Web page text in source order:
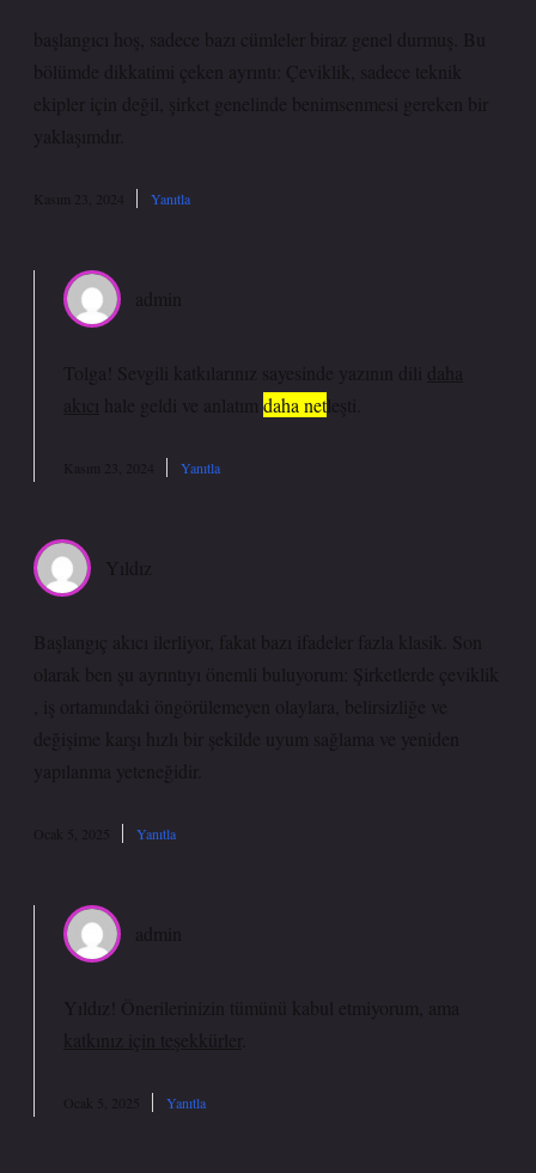
başlangıcı hoş, sadece bazı cümleler biraz genel durmuş. Bu
bölümde dikkatimi çeken ayrıntı: Çeviklik, sadece teknik
ekipler için değil, şirket genelinde benimsenmesi gereken bir
yaklaşımdır.
Kasım 23, 2024 Yanıtla
admin
Tolga! Sevgili katkılarınız sayesinde yazının dili daha
akıcı hale geldi ve anlatım daha netleşti.
Kasım 23, 2024 Yanıtla
Yıldız
Başlangıç akıcı ilerliyor, fakat bazı ifadeler fazla klasik. Son
olarak ben şu ayrıntıyı önemli buluyorum: Şirketlerde çeviklik
, iş ortamındaki öngörülemeyen olaylara, belirsizliğe ve
değişime karşı hızlı bir şekilde uyum sağlama ve yeniden
yapılanma yeteneğidir.
Ocak 5, 2025 Yanıtla
admin
Yıldız! Önerilerinizin tümünü kabul etmiyorum, ama
katkınız için teşekkürler .
Ocak 5, 2025 Yanıtla